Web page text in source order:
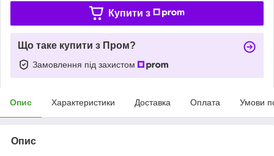
Купити з
Що таке купити з Пром?
Замовлення під захистом
Опис Характеристики Доставка Оплата Умови
Опис